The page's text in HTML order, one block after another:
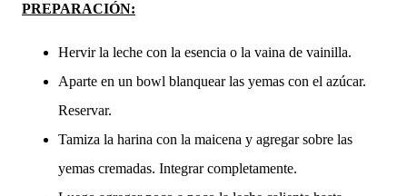
PREPARACIÓN:
Hervir la leche con la esencia o la vaina de vainilla.
Aparte en un bowl blanquear las yemas con el azúcar.
Reservar.
Tamiza la harina con la maicena y agregar sobre las
yemas cremadas. Integrar completamente.